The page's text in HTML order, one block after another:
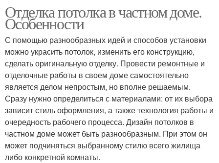
Отделка потолка в частном доме.
Особенности
С помощью разнообразных идей и способов установки
можно украсить потолок, изменить его конструкцию,
сделать оригинальную отделку. Провести ремонтные и
отделочные работы в своем доме самостоятельно
является делом непростым, но вполне решаемым.
Сразу нужно определиться с материалами: от их выбора
зависит стиль оформления, а также технология работы и
очередность рабочего процесса. Дизайн потолков в
частном доме может быть разнообразным. При этом он
может подчиняться выбранному стилю всего жилища
либо конкретной комнаты.